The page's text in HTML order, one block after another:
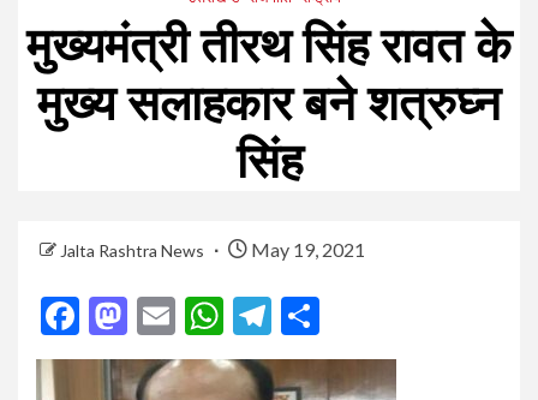
मुख्यमंत्री तीरथ सिंह रावत के
मुख्य सलाहकार बने शत्रुघ्न
सिंह
Jalta Rashtra News May 19, 2021
Facebook
Mastodon
EmailWhatsApp
Telegram